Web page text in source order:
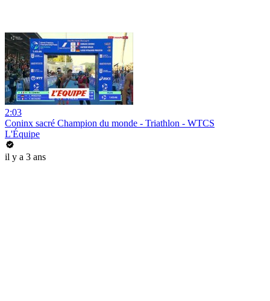
2:03
Coninx sacré Champion du monde - Triathlon - WTCS
L'Équipe
il y a 3 ans